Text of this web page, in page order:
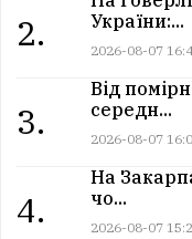
2.
України:...
2026-08-07
3.
Від
середн...
2026-08-07
4.
На
чо...
2026-08-07